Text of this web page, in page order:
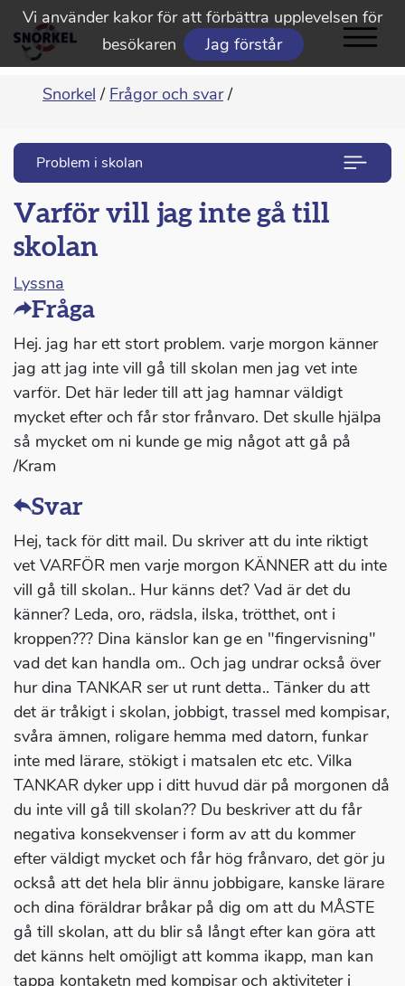
Vi använder kakor för att förbättra upplevelsen för
besökaren
Jag förstår
Snorkel / Frågor och svar /
Problem i skolan
Varför vill jag inte gå till
skolan
Lyssna
Fråga
Hej. jag har ett stort problem. varje morgon känner
jag att jag inte vill gå till skolan men jag vet inte
varför. Det här leder till att jag hamnar väldigt
mycket efter och får stor frånvaro. Det skulle hjälpa
så mycket om ni kunde ge mig något att gå på
/Kram
Svar
Hej, tack för ditt mail. Du skriver att du inte riktigt
vet VARFÖR men varje morgon KÄNNER att du inte
vill gå till skolan.. Hur känns det? Vad är det du
känner? Leda, oro, rädsla, ilska, trötthet, ont i
kroppen??? Dina känslor kan ge en "fingervisning"
vad det kan handla om.. Och jag undrar också över
hur dina TANKAR ser ut runt detta.. Tänker du att
det är tråkigt i skolan, jobbigt, trassel med kompisar,
svåra ämnen, roligare hemma med datorn, funkar
inte med lärare, stökigt i matsalen etc etc. Vilka
TANKAR dyker upp i ditt huvud där på morgonen då
du inte vill gå till skolan?? Du beskriver att du får
negativa konsekvenser i form av att du kommer
efter väldigt mycket och får hög frånvaro, det gör ju
också att det hela blir ännu jobbigare, kanske lärare
och dina föräldrar bråkar på dig om att du MÅSTE
gå till skolan, att du blir så långt efter kan göra att
det känns helt omöjligt att komma ikapp, man kan
tappa kontaketn med kompisar och aktiviteter i